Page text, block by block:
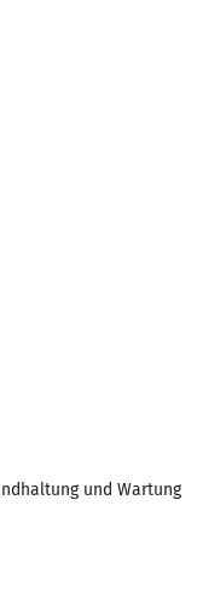
und Wartung